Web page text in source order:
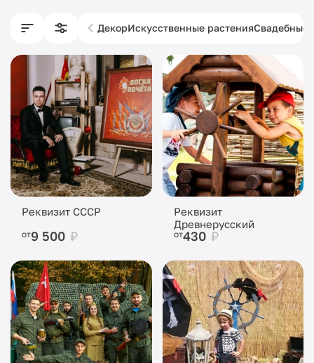
ДекорИскусственные растенияСвадебные
Реквизит СССР
от9 500 ₽
Реквизит
Древнерусский
от430 ₽